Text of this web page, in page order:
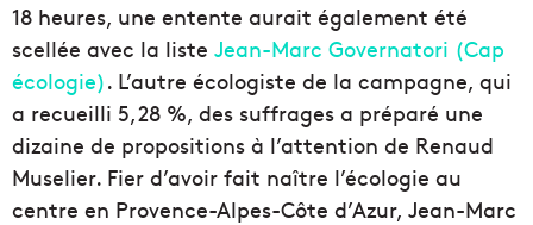
18 heures, une entente aurait également été
scellée avec la liste Jean-Marc Governatori (Cap
écologie). L’autre écologiste de la campagne, qui
a recueilli 5,28 %, des suffrages a préparé une
dizaine de propositions à l’attention de Renaud
Muselier. Fier d’avoir fait naître l’écologie au
centre en Provence-Alpes-Côte d’Azur, Jean-Marc